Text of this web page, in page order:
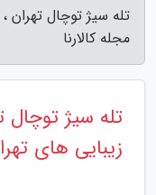
تله سیژ توچال تهران
مجله کالارنا
تله سیژ توچال
زیبایی های